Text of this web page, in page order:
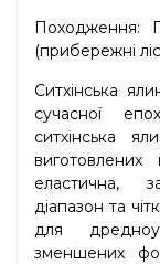
Походження:
(прибережні
Ситхінська
сучасної
ситхінська
еластична,
діапазон та
для
зменшених